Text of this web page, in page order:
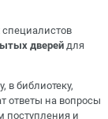
специалистов
дверей для
в библиотеку,
ответы на вопросы
поступления и